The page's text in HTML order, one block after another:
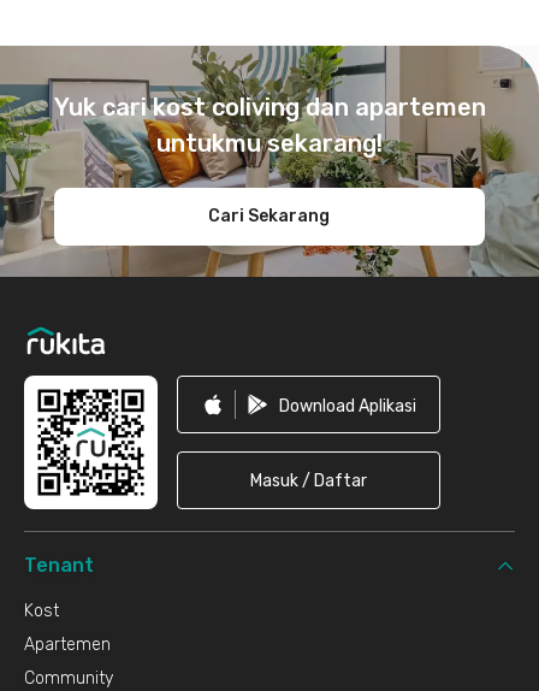
Yuk cari kost coliving dan apartemen
untukmu sekarang!
Cari Sekarang
Download Aplikasi
Masuk / Daftar
Tenant
Kost
Apartemen
Community